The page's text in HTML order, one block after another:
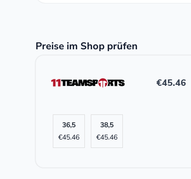
Preise im Shop prüfen
€45.46
36,5
€45.46
38,5
€45.46